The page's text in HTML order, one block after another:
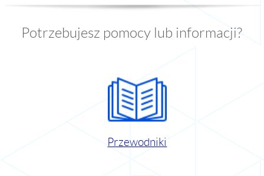
Potrzebujesz pomocy lub informacji?
Przewodniki